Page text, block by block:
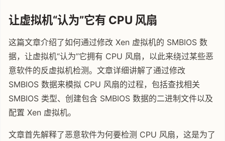
让虚拟机“认为”它有 CPU 风扇
这篇文章介绍了如何通过修改 Xen 虚拟机的 SMBIOS 数
据，让虚拟机“认为”它拥有 CPU 风扇，以此来绕过某些恶
意软件的反虚拟机检测。文章详细讲解了通过修改
SMBIOS 数据来模拟 CPU 风扇的过程，包括查找相关
SMBIOS 类型、创建包含 SMBIOS 数据的二进制文件以及
配置 Xen 虚拟机。
文章首先解释了恶意软件为何要检测 CPU 风扇，这是为了